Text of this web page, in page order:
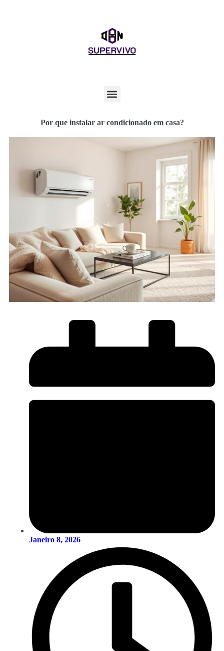
Por que instalar ar condicionado em casa?
Janeiro 8, 2026